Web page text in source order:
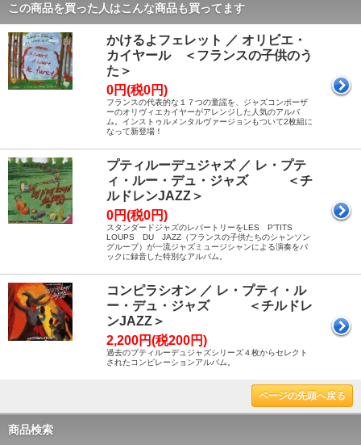
この商品を買った人はこんな商品も買ってます
かけるよフェレット ／ オリビエ・
カイヤール ＜フランスの子供のう
た＞
0円(税0円)
フランスの代表的な１７つの童謡を、ジャズコンポーザ
ーのオリヴィエカイヤーがアレンジした人気のアルバ
ム。インストゥルメンタルヴァージョンもついて2枚組に
なって新登場！
プティルーデュジャズ ／ レ・プテ
ィ・ルー・デュ・ジャズ ＜チ
ルドレンJAZZ＞
0円(税0円)
スタンダードジャズのレパートリーをLES P'TITS
LOUPS DU JAZZ（フランスの子供たちのシャンソン
グループ）が一流ジャズミュージシャンによる演奏をバ
ックに録音した特別なアルバム。
コンピラシオン ／ レ・プティ・ル
ー・デュ・ジャズ ＜チルドレ
ンJAZZ＞
2,200円(税200円)
過去のプティルーデュジャズシリーズ４枚からセレクト
されたコンピレーションアルバム。
ページの先頭へ戻る
商品検索